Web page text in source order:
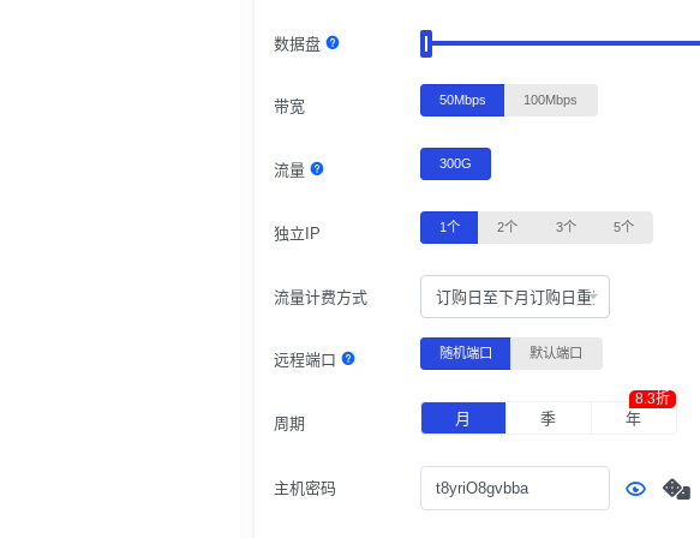
数据盘
带宽 50Mbps 100Mbps
流量 300G
独立IP 1个 2个 3个 5个
流量计费方式 订购日至下月订购日重置
远程端口 随机端口 默认端口
周期 月 季 年
8.3折
主机密码